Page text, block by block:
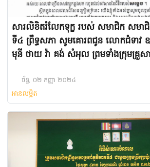
សារលិខិតរំលែកទុក្ខ របស់ សមាជិក សមាជិ
ទី៤ ព្រឹទ្ធសភា សូមគោរពជូន លោកជំទាវ ឧ
មុនី ថាយ វ៉ា គង់ សំអុល ព្រមទាំងក្រុមគ្រួស
ច័ន្ទ, ០២ កញ្ញា ២០២៤
អានលម្អិត